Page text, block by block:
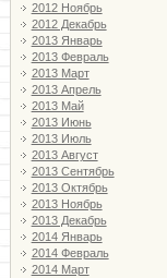
2012 Ноябрь
2012 Декабрь
2013 Январь
2013 Февраль
2013 Март
2013 Апрель
2013 Май
2013 Июнь
2013 Июль
2013 Август
2013 Сентябрь
2013 Октябрь
2013 Ноябрь
2013 Декабрь
2014 Январь
2014 Февраль
2014 Март